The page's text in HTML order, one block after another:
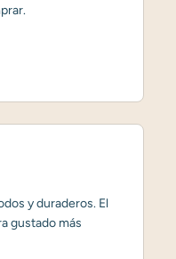
y duraderos. El
gustado más